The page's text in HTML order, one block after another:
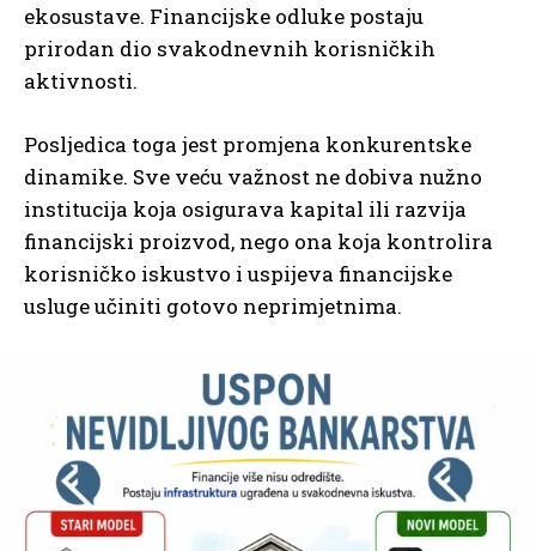
ekosustave. Financijske odluke postaju
prirodan dio svakodnevnih korisničkih
aktivnosti.
Posljedica toga jest promjena konkurentske
dinamike. Sve veću važnost ne dobiva nužno
institucija koja osigurava kapital ili razvija
financijski proizvod, nego ona koja kontrolira
korisničko iskustvo i uspijeva financijske
usluge učiniti gotovo neprimjetnima.